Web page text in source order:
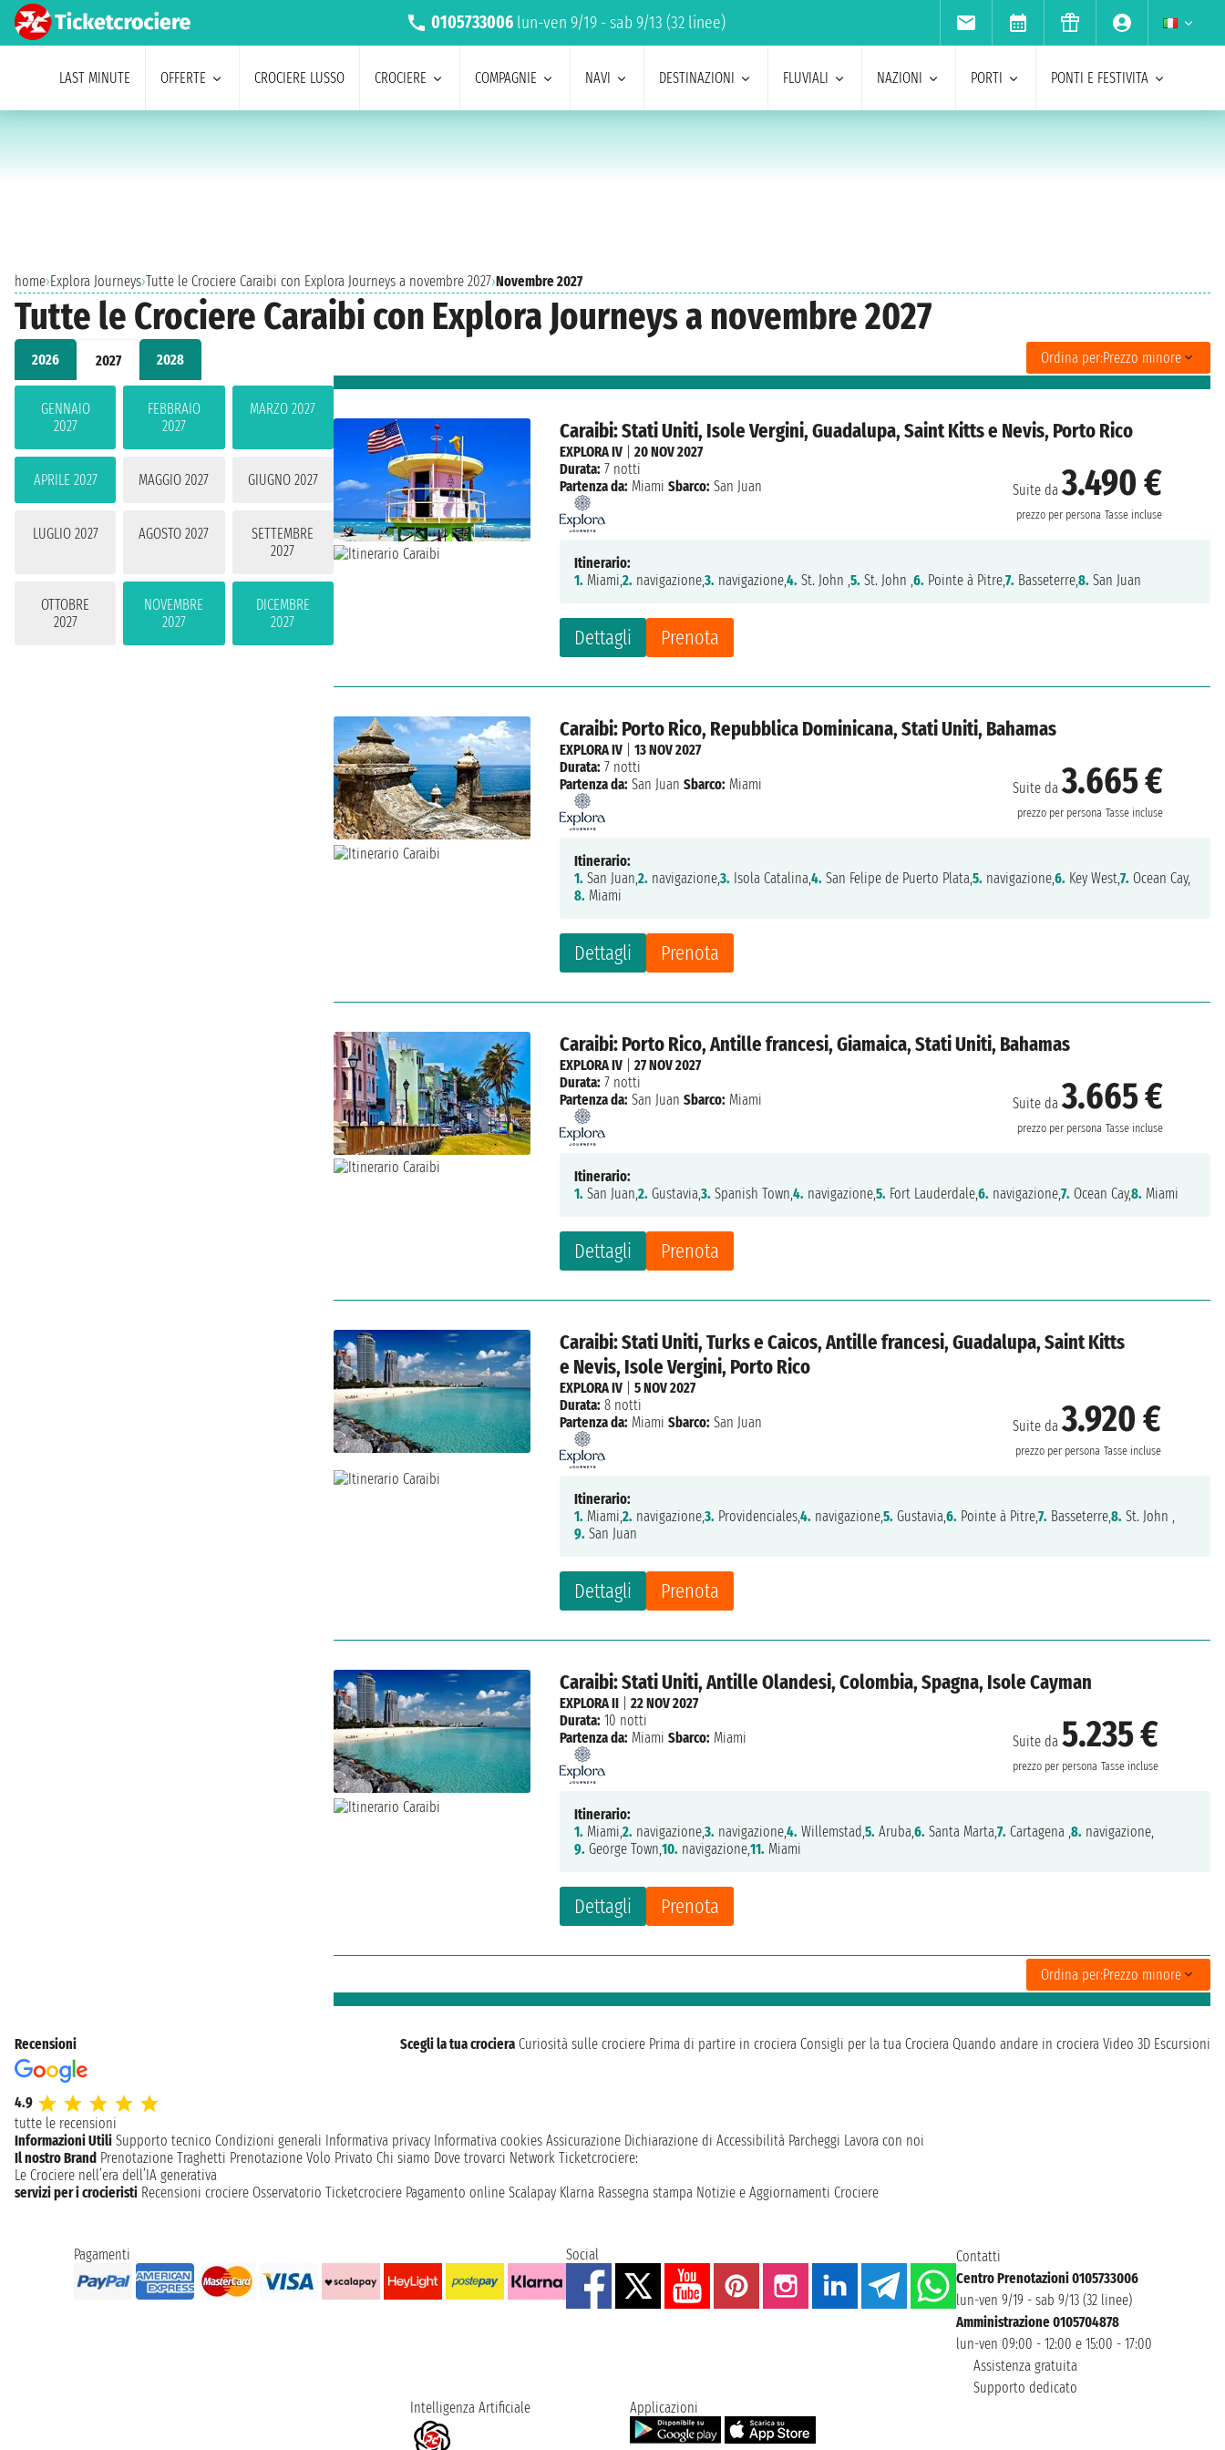
0105733006 lun-ven 9/19 - sab 9/13 (32 linee)
LAST MINUTE OFFERTE CROCIERE LUSSO CROCIERE COMPAGNIE NAVI DESTINAZIONI FLUVIALI NAZIONI PORTI PONTI E FESTIVITA
home›Explora Journeys›Tutte le Crociere Caraibi con Explora Journeys a novembre 2027›Novembre 2027
Tutte le Crociere Caraibi con Explora Journeys a novembre 2027
2026 2027 2028
GENNAIO
2027
FEBBRAIO
2027
MARZO 2027
APRILE 2027 MAGGIO 2027 GIUGNO 2027
LUGLIO 2027 AGOSTO 2027
SETTEMBRE
2027
OTTOBRE
2027
NOVEMBRE
2027
DICEMBRE
2027
Ordina per:Prezzo minore
Caraibi: Stati Uniti, Isole Vergini, Guadalupa, Saint Kitts e Nevis, Porto Rico
Suite da3.490 €
prezzo per persona Tasse incluse
Dettagli Prenota
EXPLORA IV |20 NOV 2027
Durata: 7 notti
Partenza da: Miami Sbarco: San Juan
Itinerario:
1. Miami,2. navigazione,3. navigazione,4. St. John ,5. St. John ,6. Pointe à Pitre,7. Basseterre,8. San Juan
Caraibi: Porto Rico, Repubblica Dominicana, Stati Uniti, Bahamas
Suite da3.665 €
prezzo per persona Tasse incluse
Dettagli Prenota
EXPLORA IV |13 NOV 2027
Durata: 7 notti
Partenza da: San Juan Sbarco: Miami
Itinerario:
1. San Juan,2. navigazione,3. Isola Catalina,4. San Felipe de Puerto Plata,5. navigazione,6. Key West,7. Ocean Cay,
8. Miami
Caraibi: Porto Rico, Antille francesi, Giamaica, Stati Uniti, Bahamas
Suite da3.665 €
prezzo per persona Tasse incluse
Dettagli Prenota
EXPLORA IV |27 NOV 2027
Durata: 7 notti
Partenza da: San Juan Sbarco: Miami
Itinerario:
1. San Juan,2. Gustavia,3. Spanish Town,4. navigazione,5. Fort Lauderdale,6. navigazione,7. Ocean Cay,8. Miami
Caraibi: Stati Uniti, Turks e Caicos, Antille francesi, Guadalupa, Saint Kitts
e Nevis, Isole Vergini, Porto Rico
Suite da3.920 €
prezzo per persona Tasse incluse
Dettagli Prenota
EXPLORA IV |5 NOV 2027
Durata: 8 notti
Partenza da: Miami Sbarco: San Juan
Itinerario:
1. Miami,2. navigazione,3. Providenciales,4. navigazione,5. Gustavia,6. Pointe à Pitre,7. Basseterre,8. St. John ,
9. San Juan
Caraibi: Stati Uniti, Antille Olandesi, Colombia, Spagna, Isole Cayman
Suite da5.235 €
prezzo per persona Tasse incluse
Dettagli Prenota
EXPLORA II |22 NOV 2027
Durata: 10 notti
Partenza da: Miami Sbarco: Miami
Itinerario:
1. Miami,2. navigazione,3. navigazione,4. Willemstad,5. Aruba,6. Santa Marta,7. Cartagena ,8. navigazione,
9. George Town,10. navigazione,11. Miami
Ordina per:Prezzo minore
Recensioni
4.9
tutte le recensioni
Scegli la tua crociera Curiosità sulle crociere Prima di partire in crociera Consigli per la tua Crociera Quando andare in crociera Video 3D Escursioni
Informazioni Utili Supporto tecnico Condizioni generali Informativa privacy Informativa cookies Assicurazione Dichiarazione di Accessibilità Parcheggi Lavora con noi
Il nostro Brand Prenotazione Traghetti Prenotazione Volo Privato Chi siamo Dove trovarci Network Ticketcrociere:
Le Crociere nell’era dell’IA generativa
servizi per i crocieristi Recensioni crociere Osservatorio Ticketcrociere Pagamento online Scalapay Klarna Rassegna stampa Notizie e Aggiornamenti Crociere
Pagamenti Social
Contatti
Centro Prenotazioni 0105733006
lun-ven 9/19 - sab 9/13 (32 linee)
Amministrazione 0105704878
lun-ven 09:00 - 12:00 e 15:00 - 17:00
Assistenza gratuita
Supporto dedicato
Intelligenza Artificiale
Applicazioni